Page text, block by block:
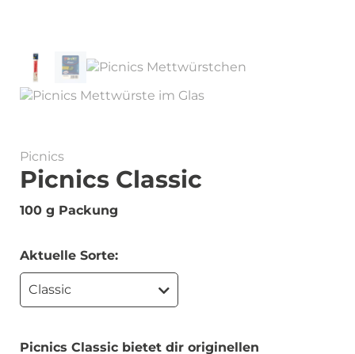
Picnics
Picnics Classic
100 g Packung
Aktuelle Sorte:
Classic
Picnics Classic bietet dir originellen